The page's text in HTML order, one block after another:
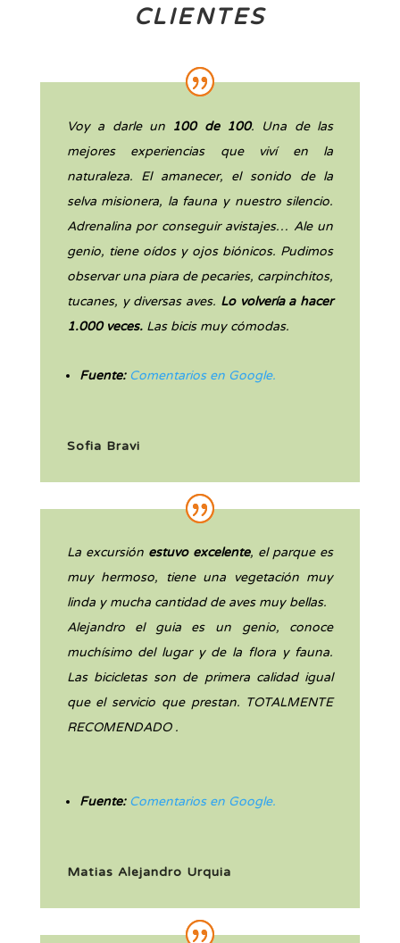
CLIENTES
Voy a darle un100 de 100. Una de las
mejores experiencias que viví en la
naturaleza. El amanecer, el sonido de la
selva misionera, la fauna y nuestro silencio.
Adrenalina por conseguir avistajes… Ale un
genio, tiene oídos y ojos biónicos. Pudimos
observar una piara de pecaries, carpinchitos,
tucanes, y diversas aves. Lo volvería a hacer
1.000 veces.Las bicis muy cómodas.
Fuente: Comentarios en Google.
Sofia Bravi
La excursión estuvo excelente, el parque es
muy hermoso, tiene una vegetación muy
linda y mucha cantidad de aves muy bellas.
Alejandro el guia es un genio, conoce
muchísimo del lugar y de la flora y fauna.
Las bicicletas son de primera calidad igual
que el servicio que prestan. TOTALMENTE
RECOMENDADO .
Fuente: Comentarios en Google.
Matias Alejandro Urquia